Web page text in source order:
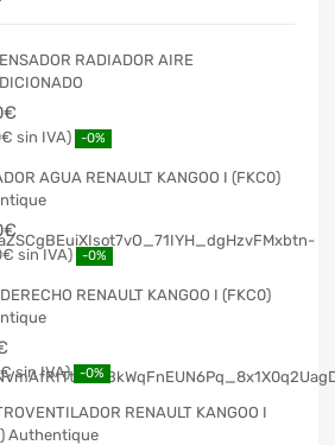
RADIADOR AIRE
€
€ -0%
AGUA RENAULT KANGOO I (FKC0)
€
€ -0%
RENAULT KANGOO I (FKC0)
€ -0%
RENAULT KANGOO I
Authentique